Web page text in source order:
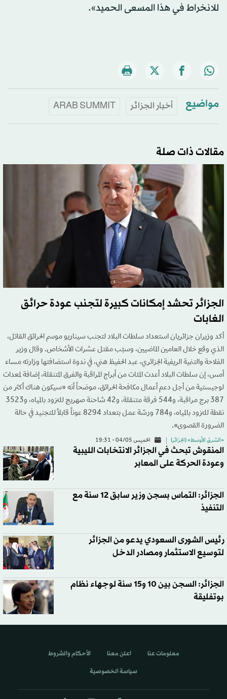
للانخراط في هذا المسعى الحميد».
مواضيع أخبار الجزائر ARAB SUMMIT
مقالات ذات صلة
الجزائر تحشد إمكانات كبيرة لتجنب عودة حرائق
الغابات
أكد وزيران جزائريان استعداد سلطات البلاد لتجنب سيناريو موسم الحرائق القاتل،
الذي وقع خلال العامين الماضيين، وسبّب مقتل عشرات الأشخاص. وقال وزير
الفلاحة والتنمية الريفية الجزائري، عبد الحفيظ هني، في ندوة استضافتها وزارته مساء
أمس، إن سلطات البلاد أعدت المئات من أبراج المراقبة والفرق المتنقلة، إضافة لمعدات
لوجيستية من أجل دعم أعمال مكافحة الحرائق، موضحاً أنه «سيكون هناك أكثر من
387 برج مراقبة، و544 فرقة متنقلة، و42 شاحنة صهريج للتزود بالمياه، و3523
نقطة للتزود بالمياه، و784 ورشة عمل بتعداد 8294 عوناً قابلاً للتجنيد في حالة
الضرورة القصوى».
«الشرق الأوسط» (الجزائر) الخميس 04/05 - 19:31
المنقوش تبحث في الجزائر الانتخابات الليبية
وعودة الحركة على المعابر
الجزائر: التماس بسجن وزير سابق 12 سنة مع
التنفيذ
رئيس الشورى السعودي يدعو من الجزائر
لتوسيع الاستثمار ومصادر الدخل
الجزائر: السجن بين 10 و15 سنة لوجهاء نظام
بوتفليقة
معلومات عنا اعلن معنا الأحكام والشروط
سياسة الخصوصية